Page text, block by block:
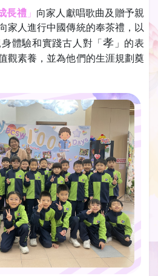
長禮」 向家人獻唱歌曲及贈予親
家人進行中國傳統的奉茶禮，以
體驗和實踐古人對「 孝 」的表
觀素養，並為他們的生涯規劃奠